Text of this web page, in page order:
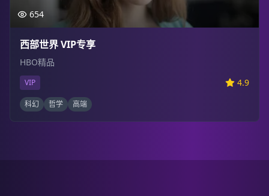
654
西部世界 VIP专享
HBO精品
VIP 4.9
科幻 哲学 高端